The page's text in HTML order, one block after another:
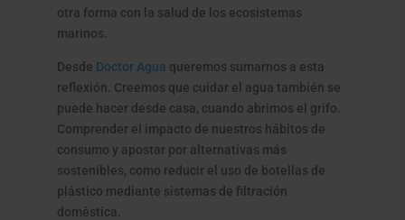
otra forma con la salud de los ecosistemas
marinos.
Desde Doctor Agua queremos sumarnos a esta
reflexión. Creemos que cuidar el agua también se
puede hacer desde casa, cuando abrimos el grifo.
Comprender el impacto de nuestros hábitos de
consumo y apostar por alternativas más
sostenibles, como reducir el uso de botellas de
plástico mediante sistemas de filtración
doméstica.